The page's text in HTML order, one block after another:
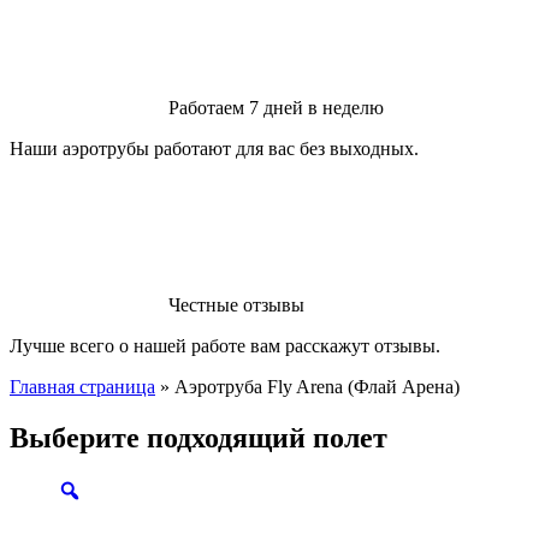
Работаем 7 дней в неделю
Наши аэротрубы работают для вас без выходных.
Честные отзывы
Лучше всего о нашей работе вам расскажут отзывы.
Главная страница » Аэротруба Fly Arena (Флай Арена)
Выберите подходящий полет